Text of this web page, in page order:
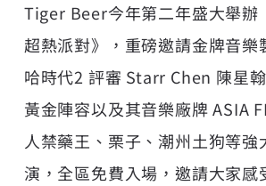
Tiger Beer今年第二年盛大舉
超熱派對》，重磅邀請金牌音樂
哈時代2 評審 Starr Chen 陳星
黃金陣容以及其音樂廠牌 ASIA
人禁藥王、栗子、潮州土狗等強
演，全區免費入場，邀請大家感